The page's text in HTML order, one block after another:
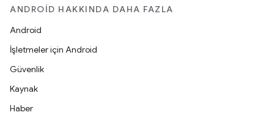
ANDROID HAKKINDA DAHA FAZLA
Android
İşletmeler için Android
Güvenlik
Kaynak
Haber